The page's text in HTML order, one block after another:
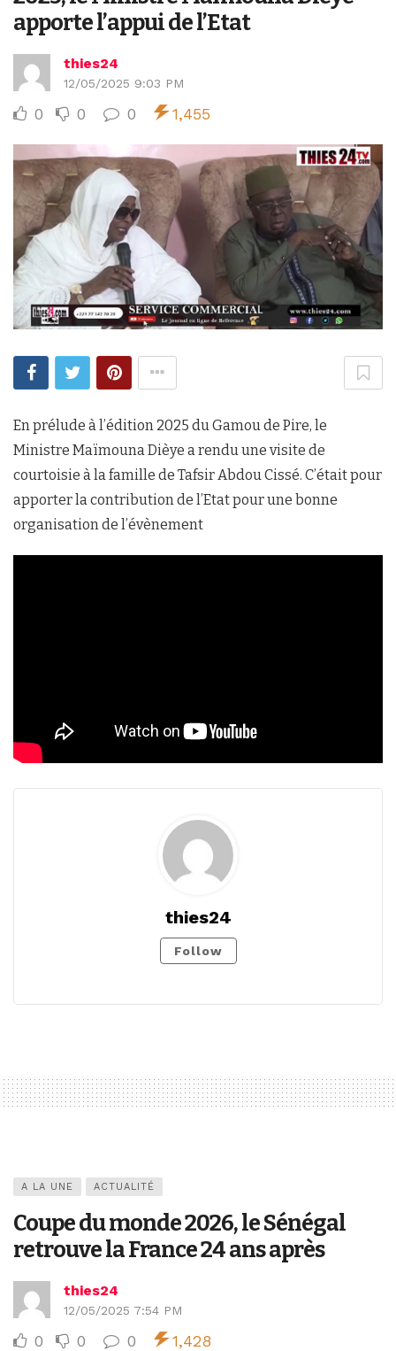
apporte l’appui de l’Etat
thies24
12/05/2025 9:03 PM
0 0 0 1,455
En prélude à l’édition 2025 du Gamou de Pire, le
Ministre Maïmouna Dièye a rendu une visite de
courtoisie à la famille de Tafsir Abdou Cissé. C’était pour
apporter la contribution de l’Etat pour une bonne
organisation de l’évènement
thies24
Follow
A LA UNE ACTUALITÉ
Coupe du monde 2026, le Sénégal
retrouve la France 24 ans après
thies24
12/05/2025 7:54 PM
0 0 0 1,428